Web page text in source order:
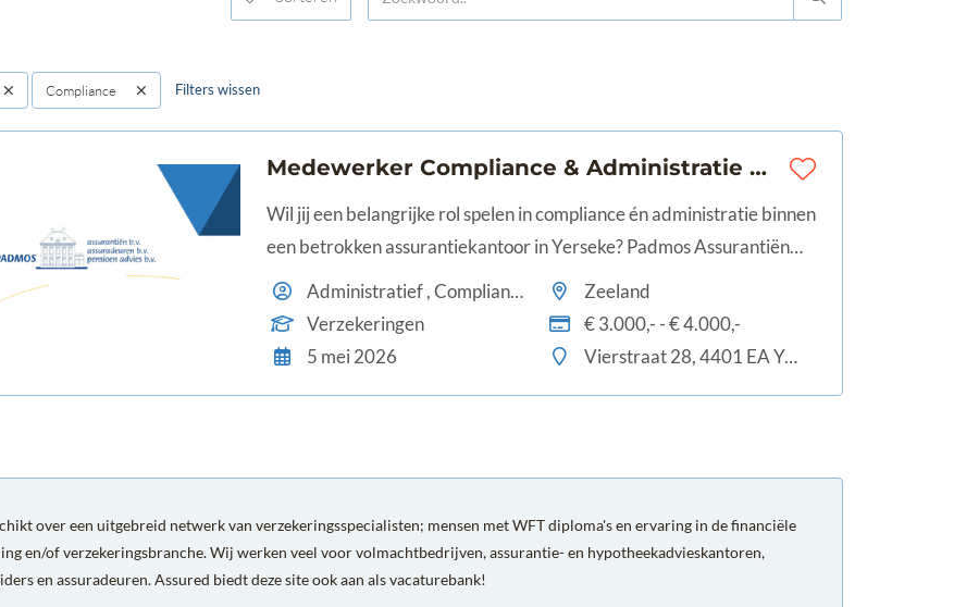
Compliance Filters wissen
Medewerker Compliance & Administratie Verzekeringen | Yerseke | € 3.000 - € 4.000
Wil jij een belangrijke rol spelen in compliance én administratie binnen
een betrokken assurantiekantoor in Yerseke? Padmos Assurantiën
zoekt een nauwkeurige en integere collega die helpt om processen
soepel te laten verlopen.
Administratief , Compliance
Zeeland
Verzekeringen
€ 3.000,- - € 4.000,-
5 mei 2026
Vierstraat 28, 4401 EA Yerseke, Nederland
over een uitgebreid netwerk van verzekeringsspecialisten; mensen met WFT diploma's en ervaring in de financiële
en/of verzekeringsbranche. Wij werken veel voor volmachtbedrijven, assurantie- en hypotheekadvieskantoren,
en assuradeuren. Assured biedt deze site ook aan als vacaturebank!